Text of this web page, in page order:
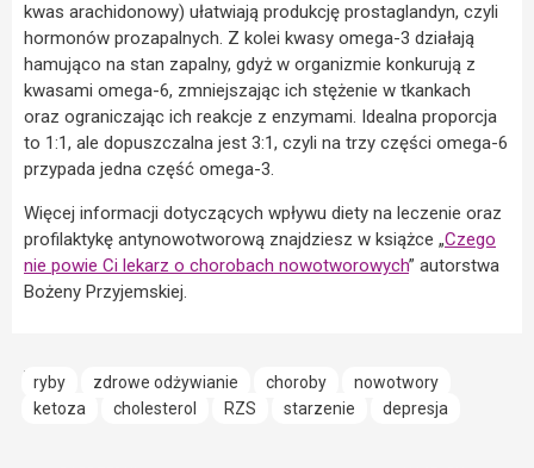
kwas arachidonowy) ułatwiają produkcję prostaglandyn, czyli
hormonów prozapalnych. Z kolei kwasy omega-3 działają
hamująco na stan zapalny, gdyż w organizmie konkurują z
kwasami omega-6, zmniejszając ich stężenie w tkankach
oraz ograniczając ich reakcje z enzymami. Idealna proporcja
to 1:1, ale dopuszczalna jest 3:1, czyli na trzy części omega-6
przypada jedna część omega-3.
Więcej informacji dotyczących wpływu diety na leczenie oraz
profilaktykę antynowotworową znajdziesz w książce „Czego
nie powie Ci lekarz o chorobach nowotworowych” autorstwa
Bożeny Przyjemskiej.
ryby zdrowe odżywianie choroby
nowotwory
ketoza
cholesterol RZS starzenie depresja